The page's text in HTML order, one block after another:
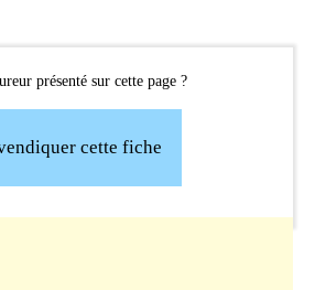
présenté sur cette page ?
cette fiche